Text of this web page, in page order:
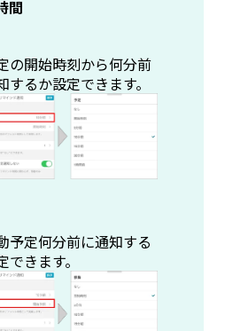
間
の開始時刻から何分前
するか設定できます。
予定何分前に通知する
できます。